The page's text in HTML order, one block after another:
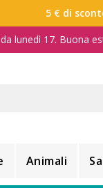
5 € di
lunedì 17. Buona
Animali